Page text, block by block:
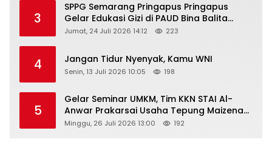
3
SPPG Semarang Pringapus Pringapus
Gelar Edukasi Gizi di PAUD Bina Balita
Peringati Hari Anak Nasional 2026
Jumat, 24 Juli 2026 14:12 223
4 Jangan Tidur Nyenyak, Kamu WNI
Senin, 13 Juli 2026 10:05 198
5
Gelar Seminar UMKM, Tim KKN STAI Al-
Anwar Prakarsai Usaha Tepung Maizena
di Logung
Minggu, 26 Juli 2026 13:00 192